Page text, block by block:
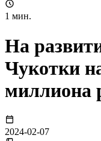
1 мин.
На
Чукотки
миллиона
2024-02-07